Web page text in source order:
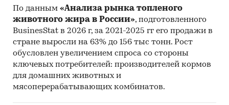
По данным «Анализа рынка топленого
животного жира в России», подготовленного
BusinesStat в 2026 г, за 2021-2025 гг его продажи в
стране выросли на 63% до 156 тыс тонн. Рост
обусловлен увеличением спроса со стороны
ключевых потребителей: производителей кормов
для домашних животных и
мясоперерабатывающих комбинатов.